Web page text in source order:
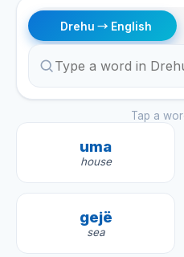
Drehu → English
Tap a
uma
house
gejë
sea